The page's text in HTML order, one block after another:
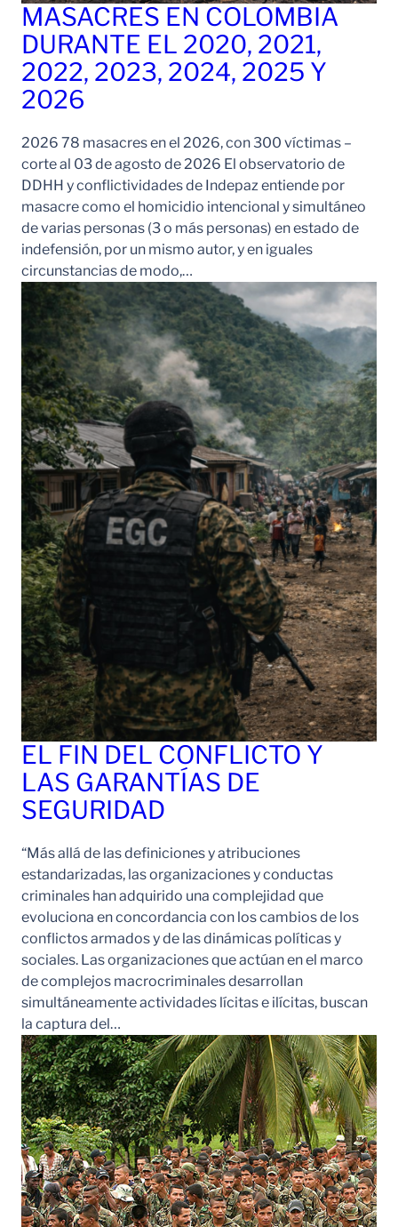
MASACRES EN COLOMBIA
DURANTE EL 2020, 2021,
2022, 2023, 2024, 2025 Y
2026
2026 78 masacres en el 2026, con 300 víctimas –
corte al 03 de agosto de 2026 El observatorio de
DDHH y conflictividades de Indepaz entiende por
masacre como el homicidio intencional y simultáneo
de varias personas (3 o más personas) en estado de
indefensión, por un mismo autor, y en iguales
circunstancias de modo,…
EL FIN DEL CONFLICTO Y
LAS GARANTÍAS DE
SEGURIDAD
“Más allá de las definiciones y atribuciones
estandarizadas, las organizaciones y conductas
criminales han adquirido una complejidad que
evoluciona en concordancia con los cambios de los
conflictos armados y de las dinámicas políticas y
sociales. Las organizaciones que actúan en el marco
de complejos macrocriminales desarrollan
simultáneamente actividades lícitas e ilícitas, buscan
la captura del…